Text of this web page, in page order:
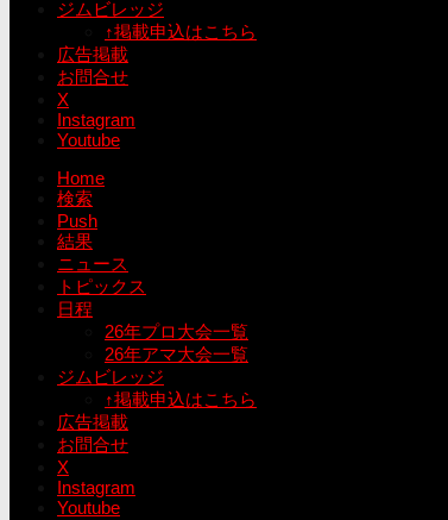
ジムビレッジ
↑掲載申込はこちら
広告掲載
お問合せ
X
Instagram
Youtube
Home
検索
Push
結果
ニュース
トピックス
日程
26年プロ大会一覧
26年アマ大会一覧
ジムビレッジ
↑掲載申込はこちら
広告掲載
お問合せ
X
Instagram
Youtube